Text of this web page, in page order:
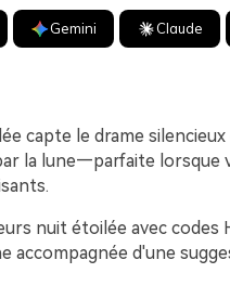
Gemini Claude
capte le drame
la lune—parfaite lorsque
nuit étoilée avec codes
d'une